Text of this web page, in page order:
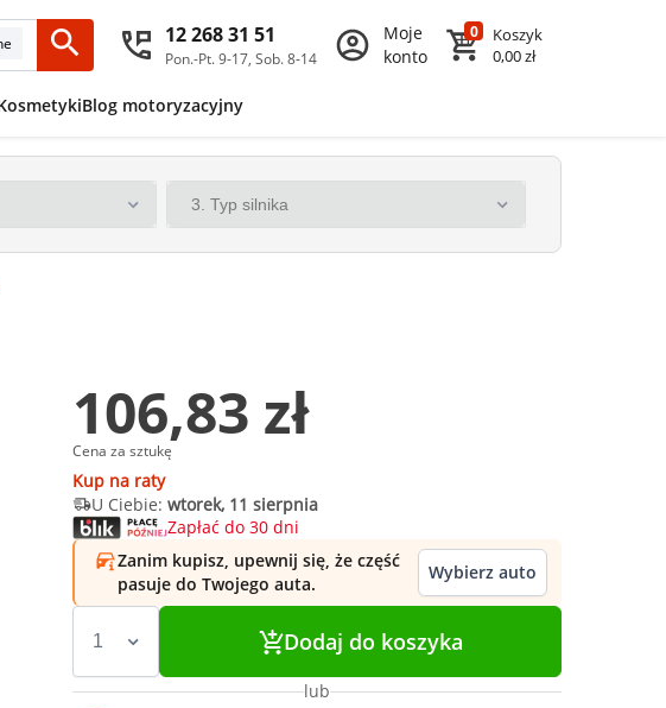
12 268 31 51
Pon.-Pt. 9-17, Sob. 8-14
Moje
konto
0
Koszyk
0,00 zł
Blog motoryzacyjny
106,83 zł
Cena za sztukę
Kup na raty
U Ciebie:wtorek, 11 sierpnia
Zapłać do 30 dni
Zanim kupisz, upewnij się, że część
pasuje do Twojego auta.
Wybierz auto
Dodaj do koszyka
lub